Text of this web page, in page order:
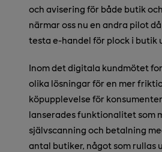
och avisering för både butik
närmar oss nu en andra pilot
testa e-handel för plock i butik
Inom det digitala kundmötet
olika lösningar för en mer
köpupplevelse för
lanserades funktionalitet som
självscanning och betalning
antal butiker, något som rullas